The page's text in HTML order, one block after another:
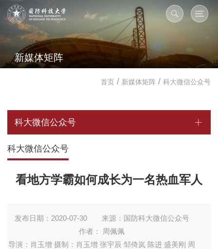
新媒体矩阵
首页 / 新媒体矩阵 / 科大微信公众号
科大微信公众号
科大微信公众号
看地方学霸如何成长为一名热血军人
发布日期：2020-07-30
来源：国防科大微信公众号
作者： 周佩佩
导演：肖玉增 摄制：肖玉增 张宇辰 邹倚岚 陈进 盛美刚 周